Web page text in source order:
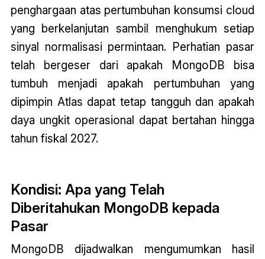
penghargaan atas pertumbuhan konsumsi cloud
yang berkelanjutan sambil menghukum setiap
sinyal normalisasi permintaan. Perhatian pasar
telah bergeser dari apakah MongoDB bisa
tumbuh menjadi apakah pertumbuhan yang
dipimpin Atlas dapat tetap tangguh dan apakah
daya ungkit operasional dapat bertahan hingga
tahun fiskal 2027.
Kondisi: Apa yang Telah
Diberitahukan MongoDB kepada
Pasar
MongoDB dijadwalkan mengumumkan hasil